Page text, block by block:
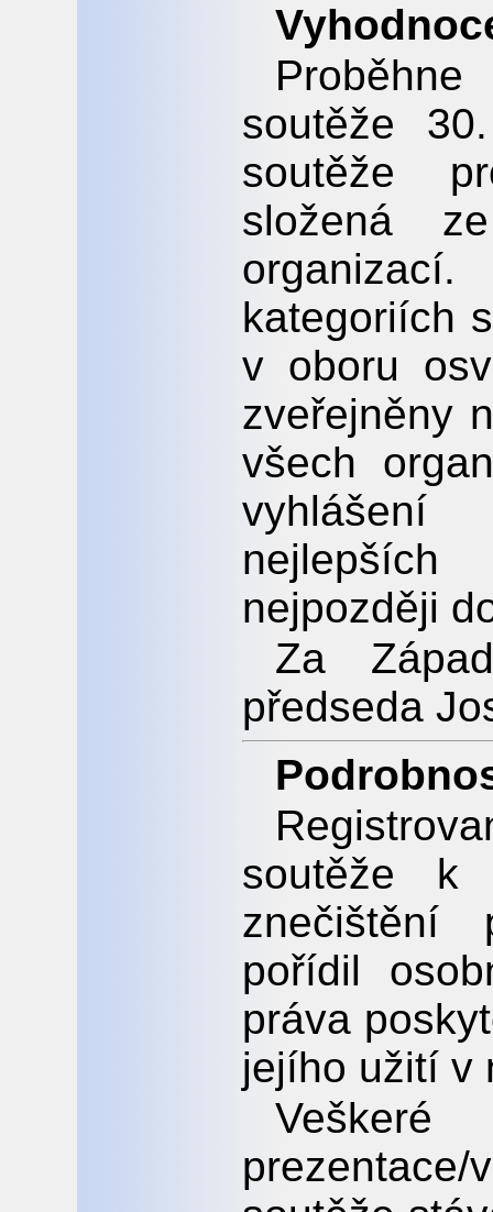
soutěže
soutěže
složená
kategoriích
v oboru
zveřejněny
všech
nejpozději
Za
předseda
soutěže k
znečištění
pořídil
práva
jejího užití v